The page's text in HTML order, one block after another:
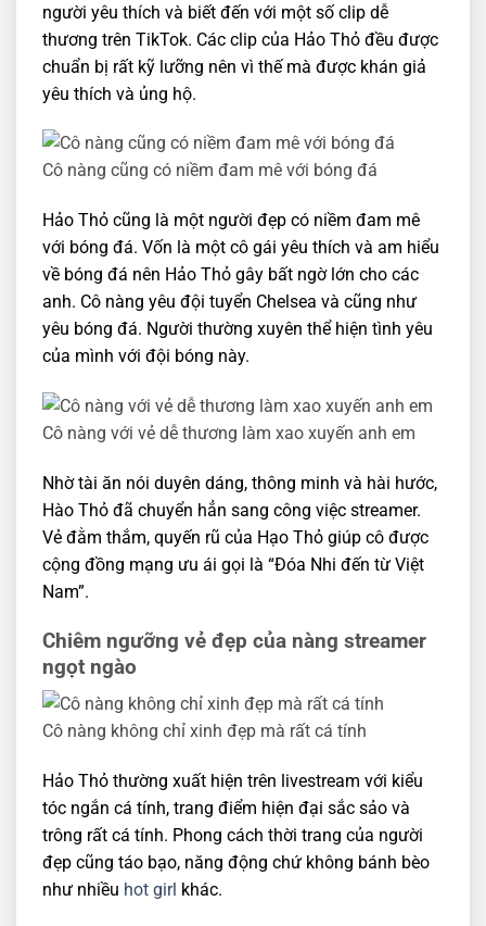
người yêu thích và biết đến với một số clip dễ
thương trên TikTok. Các clip của Hảo Thỏ đều được
chuẩn bị rất kỹ lưỡng nên vì thế mà được khán giả
yêu thích và ủng hộ.
Cô nàng cũng có niềm đam mê với bóng đá
Hảo Thỏ cũng là một người đẹp có niềm đam mê
với bóng đá. Vốn là một cô gái yêu thích và am hiểu
về bóng đá nên Hảo Thỏ gây bất ngờ lớn cho các
anh. Cô nàng yêu đội tuyển Chelsea và cũng như
yêu bóng đá. Người thường xuyên thể hiện tình yêu
của mình với đội bóng này.
Cô nàng với vẻ dễ thương làm xao xuyến anh em
Nhờ tài ăn nói duyên dáng, thông minh và hài hước,
Hào Thỏ đã chuyển hẳn sang công việc streamer.
Vẻ đằm thắm, quyến rũ của Hạo Thỏ giúp cô được
cộng đồng mạng ưu ái gọi là “Đóa Nhi đến từ Việt
Nam”.
Chiêm ngưỡng vẻ đẹp của nàng streamer
ngọt ngào
Cô nàng không chỉ xinh đẹp mà rất cá tính
Hảo Thỏ thường xuất hiện trên livestream với kiểu
tóc ngắn cá tính, trang điểm hiện đại sắc sảo và
trông rất cá tính. Phong cách thời trang của người
đẹp cũng táo bạo, năng động chứ không bánh bèo
như nhiều hot girl khác.